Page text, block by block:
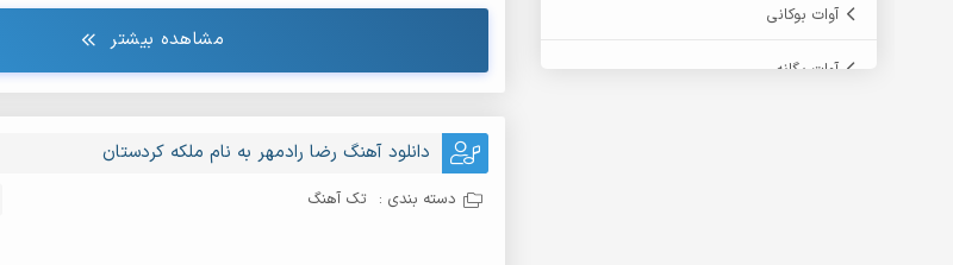
آوات بوکانی
آوات یگانه
مشاهده بیشتر
دانلود آهنگ رضا رادمهر به نام ملکه کردستان
دسته بندی : تک آهنگ